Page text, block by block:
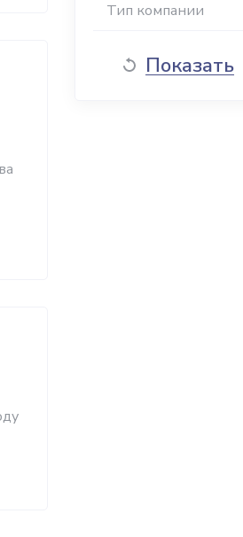
Тип компании
Показать